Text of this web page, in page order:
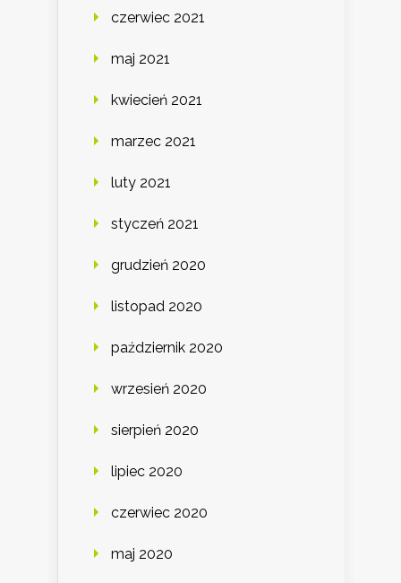
czerwiec 2021
maj 2021
kwiecień 2021
marzec 2021
luty 2021
styczeń 2021
grudzień 2020
listopad 2020
październik 2020
wrzesień 2020
sierpień 2020
lipiec 2020
czerwiec 2020
maj 2020